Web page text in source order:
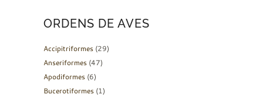
ORDENS DE AVES
Accipitriformes (29)
Anseriformes (47)
Apodiformes (6)
Bucerotiformes (1)